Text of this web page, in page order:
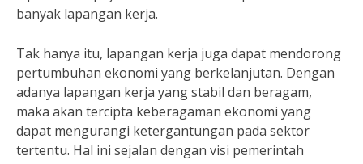
banyak lapangan kerja.
Tak hanya itu, lapangan kerja juga dapat mendorong
pertumbuhan ekonomi yang berkelanjutan. Dengan
adanya lapangan kerja yang stabil dan beragam,
maka akan tercipta keberagaman ekonomi yang
dapat mengurangi ketergantungan pada sektor
tertentu. Hal ini sejalan dengan visi pemerintah